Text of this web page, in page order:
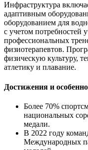
Инфраструктура
адаптивным
оборудованием для
с учетом потребностей
профессиональных
физиотерапевтов.
физическую культуру,
атлетику и плавание.
Достижения и
Более 70%
национальных
медали.
В 2022 году
Международных